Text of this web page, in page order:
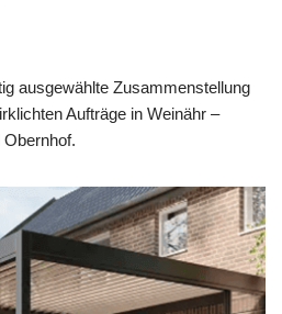
ausgewählte Zusammenstellung
Aufträge in Weinähr –